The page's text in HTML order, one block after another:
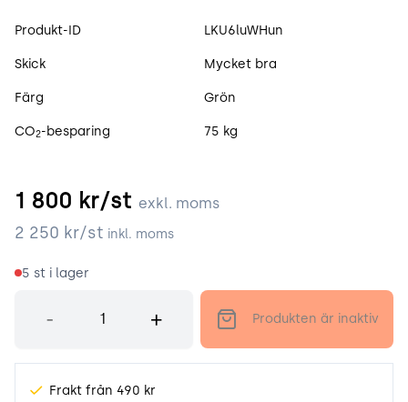
Produktspecifikation
Produkt-ID LKU6luWHun
Skick Mycket bra
Färg Grön
CO2-besparing 75 kg
1 800 kr/st exkl. moms
2 250 kr/st inkl. moms
5 st i lager
- + Produkten är inaktiv
Frakt från 490 kr